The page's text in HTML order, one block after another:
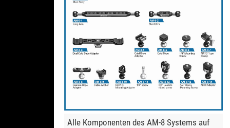
Alle Komponenten des AM-8 Systems auf